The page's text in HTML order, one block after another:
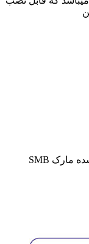
لنت ترمز اورجینال 200 واردات و بسته بندی شده مارک SMB